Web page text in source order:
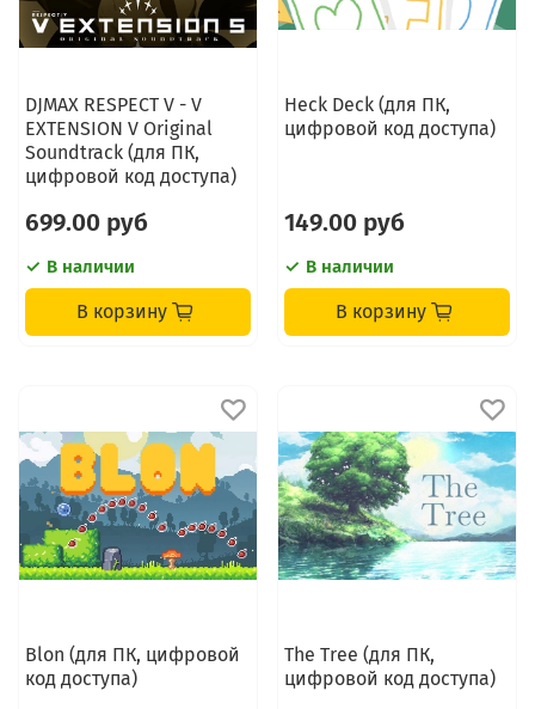
DJMAX RESPECT V - V
EXTENSION V Original
Soundtrack (для ПК,
цифровой код доступа)
699.00 руб
В наличии
В корзину
Heck Deck (для ПК,
цифровой код доступа)
149.00 руб
В наличии
В корзину
Blon (для ПК, цифровой
код доступа)
The Tree (для ПК,
цифровой код доступа)